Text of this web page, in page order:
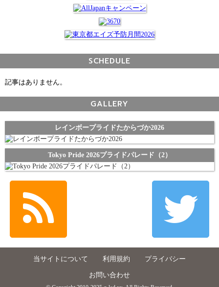
SCHEDULE
記事はありません。
GALLERY
レインボープライドたからづか2026
Tokyo Pride 2026プライドパレード（2）
当サイトについて 利用規約 プライバシー
お問い合わせ